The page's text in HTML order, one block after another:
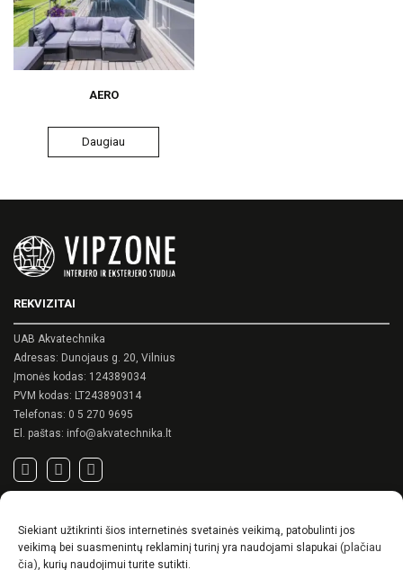
Siekiant užtikrinti šios internetinės svetainės veikimą, patobulinti jos
veikimą bei suasmenintų reklaminį turinį yra naudojami slapukai (plačiau
čia), kurių naudojimui turite sutikti.
AERO
Daugiau
REKVIZITAI
UAB Akvatechnika
Adresas: Dunojaus g. 20, Vilnius
Įmonės kodas: 124389034
PVM kodas: LT243890314
Telefonas: 0 5 270 9695
El. paštas: info@akvatechnika.lt
Privatumo politika
Pirkimo sąlygos